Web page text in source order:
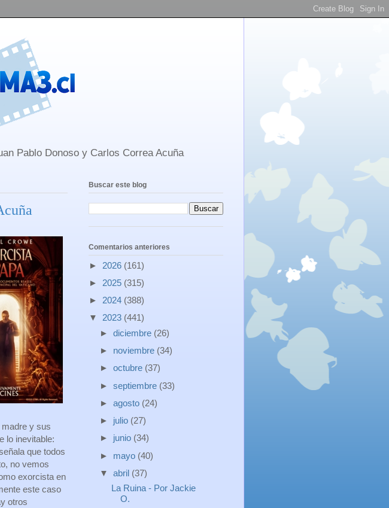
Pablo Donoso y Carlos Correa Acuña
y sus
lo inevitable:
que todos
no vemos
exorcista en
este caso
otros
Buscar este blog
Comentarios anteriores
► 2026 (161)
► 2025 (315)
► 2024 (388)
▼ 2023 (441)
► diciembre (26)
► noviembre (34)
► octubre (37)
► septiembre (33)
► agosto (24)
► julio (27)
► junio (34)
► mayo (40)
▼ abril (37)
La Ruina - Por Jackie
O.